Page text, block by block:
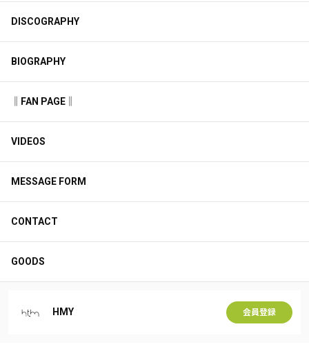
DISCOGRAPHY
BIOGRAPHY
‖FAN PAGE‖
VIDEOS
MESSAGE FORM
CONTACT
GOODS
HMY 会員登録